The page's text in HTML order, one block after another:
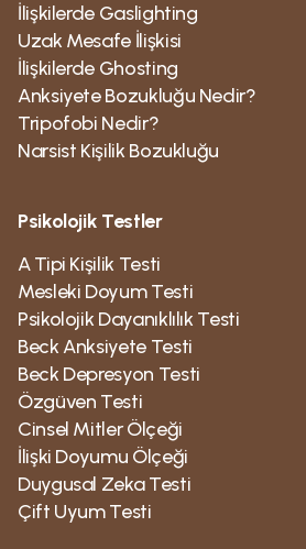
İlişkilerde Gaslighting
Uzak Mesafe İlişkisi
İlişkilerde Ghosting
Anksiyete Bozukluğu Nedir?
Tripofobi Nedir?
Narsist Kişilik Bozukluğu
Psikolojik Testler
A Tipi Kişilik Testi
Mesleki Doyum Testi
Psikolojik Dayanıklılık Testi
Beck Anksiyete Testi
Beck Depresyon Testi
Özgüven Testi
Cinsel Mitler Ölçeği
İlişki Doyumu Ölçeği
Duygusal Zeka Testi
Çift Uyum Testi